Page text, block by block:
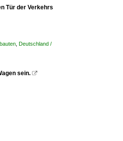
Tür der Verkehrs
Deutschland /
sein. 